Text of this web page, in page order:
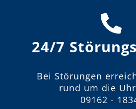
24/7
Bei Störungen
rund um die
09162 -